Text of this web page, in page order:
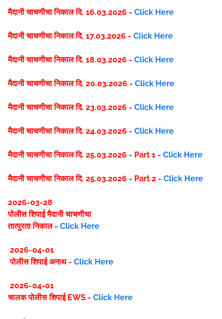
मैदानी चाचणीचा निकाल दि. 16.03.2026 - Click Here
मैदानी चाचणीचा निकाल दि. 17.03.2026 - Click Here
मैदानी चाचणीचा निकाल दि. 18.03.2026 - Click Here
मैदानी चाचणीचा निकाल दि. 20.03.2026 - Click Here
मैदानी चाचणीचा निकाल दि. 23.03.2026 - Click Here
मैदानी चाचणीचा निकाल दि. 24.03.2026 - Click Here
मैदानी चाचणीचा निकाल दि. 25.03.2026 - Part 1 - Click Here
मैदानी चाचणीचा निकाल दि. 25.03.2026 - Part 2 - Click Here
2026-03-28
पोलीस शिपाई मैदानी चाचणीचा
तात्पुरता निकाल - Click Here
2026-04-01
पोलीस शिपाई अनाथ - Click Here
2026-04-01
चालक पोलीस शिपाई EWS - Click Here